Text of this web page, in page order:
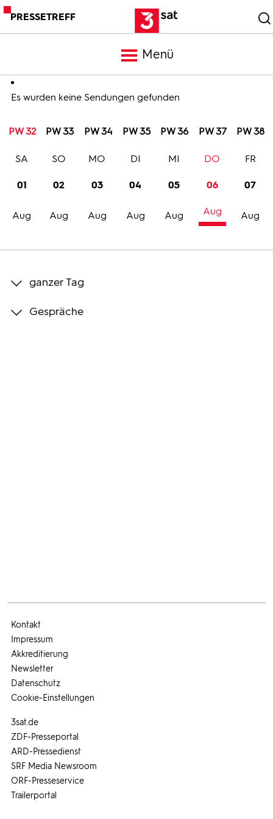
PRESSETREFF
Menü
Meldungen
Programm
Trailer
Bilder
Es wurden keine Sendungen gefunden
PW 32 PW 33 PW 34 PW 35 PW 36 PW 37 PW 38
01
Aug
SA
02
Aug
SO
03
Aug
MO
04
Aug
DI
05
Aug
MI
06
Aug
DO
07
Aug
FR
ganzer Tag
Gespräche
3sat.de
ZDF-Presseportal
ARD-Pressedienst
SRF Media Newsroom
ORF-Presseservice
Trailerportal
Kontakt
Impressum
Akkreditierung
Newsletter
Datenschutz
Cookie-Einstellungen